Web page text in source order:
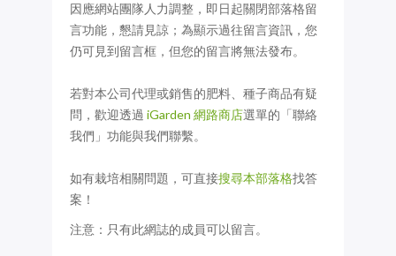
因應網站團隊人力調整，即日起關閉部落格留
言功能，懇請見諒；為顯示過往留言資訊，您
仍可見到留言框，但您的留言將無法發布。
若對本公司代理或銷售的肥料、種子商品有疑
問，歡迎透過 iGarden 網路商店選單的「聯絡
我們」功能與我們聯繫。
如有栽培相關問題，可直接搜尋本部落格找答
案！
注意：只有此網誌的成員可以留言。